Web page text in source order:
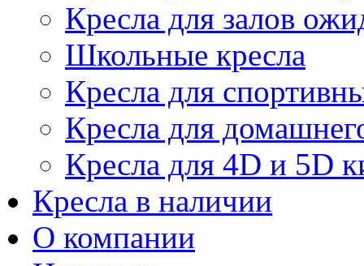
Кресла для залов
Школьные кресла
Кресла для
Кресла для
Кресла для 4D и 5D
Кресла в наличии
О компании